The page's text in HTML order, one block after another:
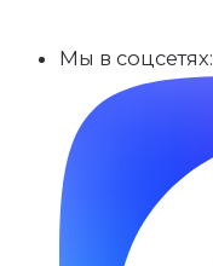
Мы в соцсетях: